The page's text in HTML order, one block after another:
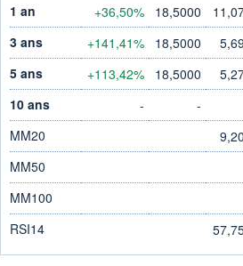
1 an
+36,50% 18,5000
3 ans
+141,41% 18,5000
5 ans
+113,42% 18,5000
10 ans
- -
MM20
MM50
MM100
RSI14